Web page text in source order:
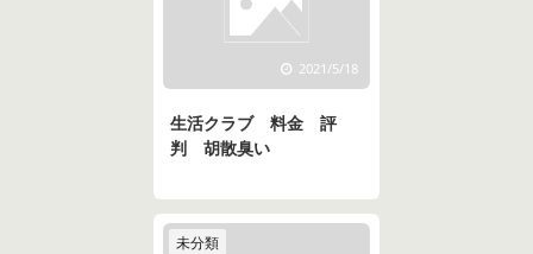
2021/5/18
生活クラブ 料金 評
判 胡散臭い
未分類